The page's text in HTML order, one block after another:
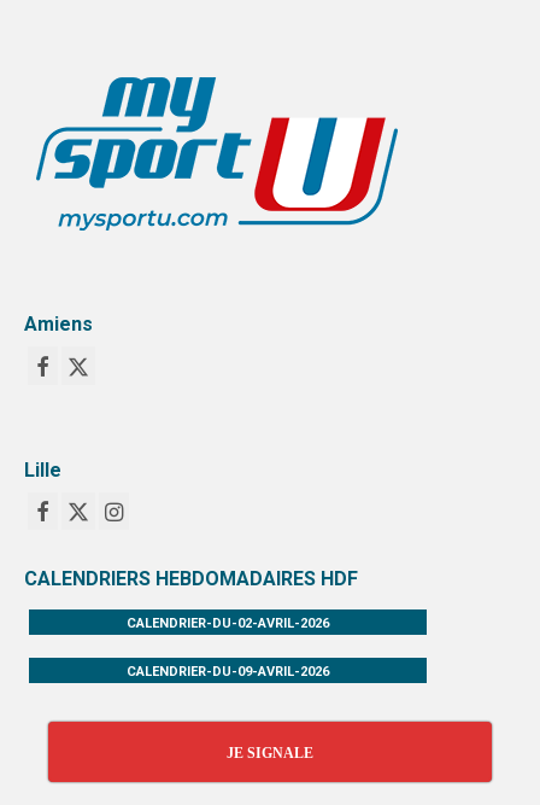
Amiens
Lille
CALENDRIERS HEBDOMADAIRES HDF
CALENDRIER-DU-02-AVRIL-2026
CALENDRIER-DU-09-AVRIL-2026
JE SIGNALE